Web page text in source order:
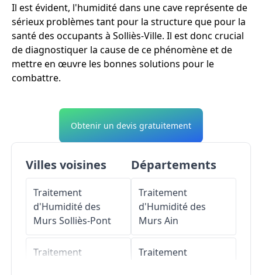
Il est évident, l'humidité dans une cave représente de
sérieux problèmes tant pour la structure que pour la
santé des occupants à Solliès-Ville. Il est donc crucial
de diagnostiquer la cause de ce phénomène et de
mettre en œuvre les bonnes solutions pour le
combattre.
Obtenir un devis gratuitement
Villes voisines
Traitement
d'Humidité des
Murs Solliès-Pont
Traitement
Départements
Traitement
d'Humidité des
Murs Ain
Traitement